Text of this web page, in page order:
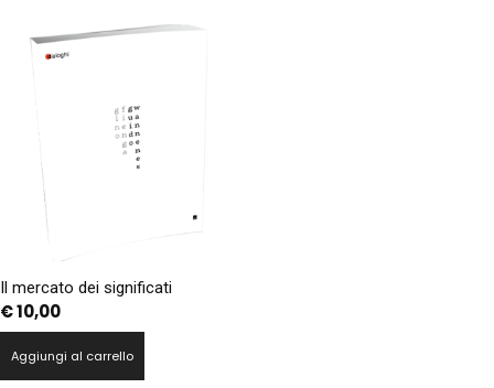
Il mercato dei significati
€10,00
Aggiungi al carrello